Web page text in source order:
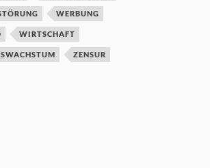
WERBUNG
WIRTSCHAFT
ZENSUR